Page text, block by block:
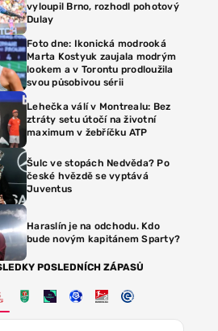
vyloupil Brno, rozhodl pohotový
Dulay
Foto dne: Ikonická modrooká
Marta Kostyuk zaujala modrým
lookem a v Torontu prodloužila
svou působivou sérii
Lehečka válí v Montrealu: Bez
ztráty setu útočí na životní
maximum v žebříčku ATP
Šulc ve stopách Nedvěda? Po
české hvězdě se vyptává
Juventus
Haraslín je na odchodu. Kdo
bude novým kapitánem Sparty?
POSLEDNÍCH ZÁPASŮ